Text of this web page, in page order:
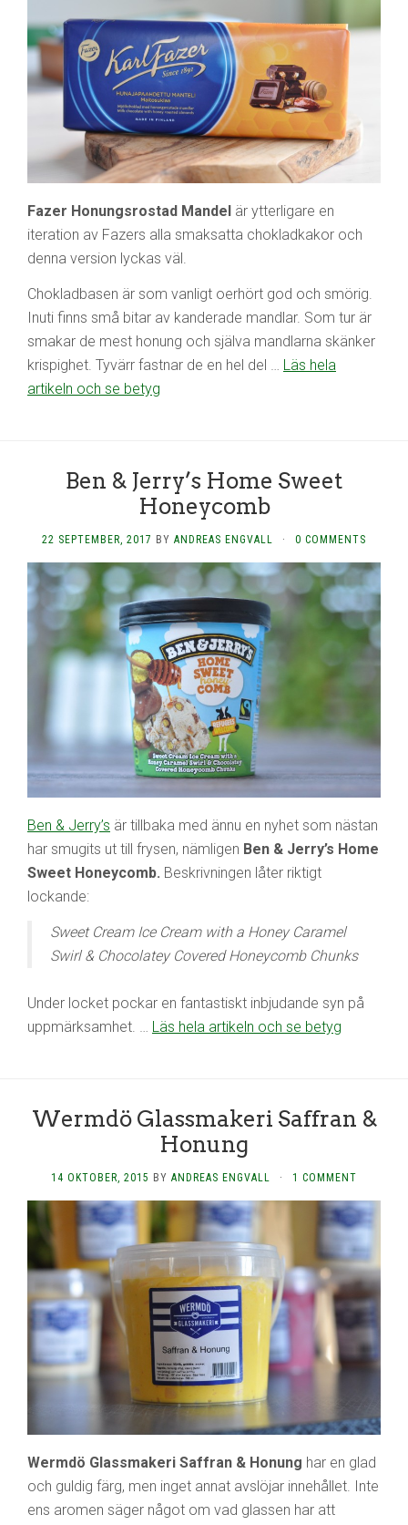
Fazer Honungsrostad Mandel är ytterligare en
iteration av Fazers alla smaksatta chokladkakor och
denna version lyckas väl.
Chokladbasen är som vanligt oerhört god och smörig.
Inuti finns små bitar av kanderade mandlar. Som tur är
smakar de mest honung och själva mandlarna skänker
krispighet. Tyvärr fastnar de en hel del … Läs hela
artikeln och se betyg
Ben & Jerry’s Home Sweet
Honeycomb
22 SEPTEMBER, 2017 BY ANDREAS ENGVALL · 0 COMMENTS
Ben & Jerry’s är tillbaka med ännu en nyhet som nästan
har smugits ut till frysen, nämligen Ben & Jerry’s Home
Sweet Honeycomb. Beskrivningen låter riktigt
lockande:
Sweet Cream Ice Cream with a Honey Caramel
Swirl & Chocolatey Covered Honeycomb Chunks
Under locket pockar en fantastiskt inbjudande syn på
uppmärksamhet. … Läs hela artikeln och se betyg
Wermdö Glassmakeri Saffran &
Honung
14 OKTOBER, 2015 BY ANDREAS ENGVALL · 1 COMMENT
Wermdö Glassmakeri Saffran & Honung har en glad
och guldig färg, men inget annat avslöjar innehållet. Inte
ens aromen säger något om vad glassen har att